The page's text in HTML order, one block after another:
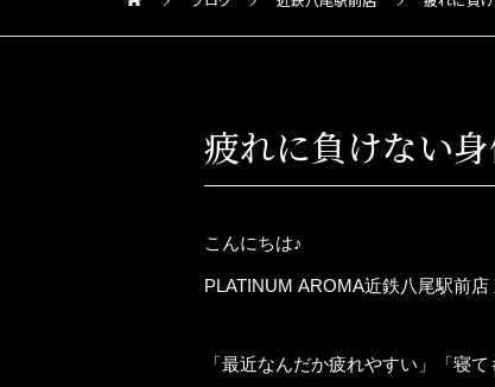
疲れに負けない
こんにちは♪
PLATINUM AROMA近鉄八尾駅前店
「最近なんだか疲れやすい」「寝